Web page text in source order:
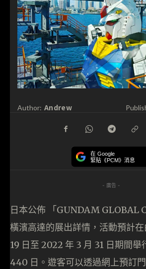
Author: Andrew
在 Google
緊貼《PCM》消息
- 廣告 -
日本公佈 「GUNDAM GLOBAL
橫濱高達的展出詳情，活動預計
19 日至 2022 年 3 月 31 日期間舉
440 日。遊客可以透過網上預訂